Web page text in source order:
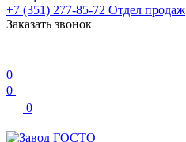
+7 (351) 277-85-72 Отдел продаж
Заказать звонок
0
0
0